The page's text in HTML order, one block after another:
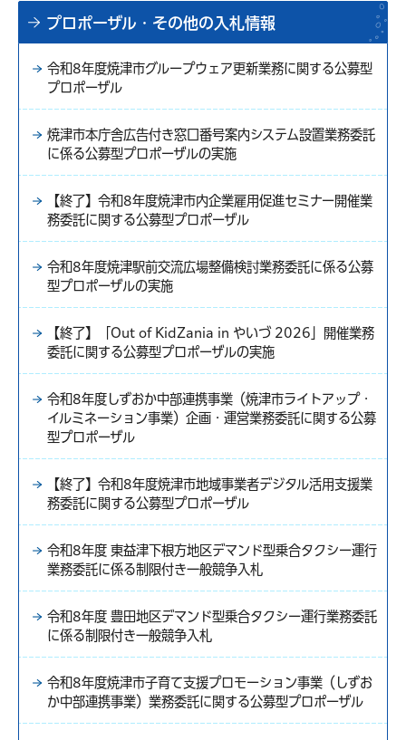
プロポーザル・その他の入札情報
令和8年度焼津市グループウェア更新業務に関する公募型
プロポーザル
焼津市本庁舎広告付き窓口番号案内システム設置業務委託
に係る公募型プロポーザルの実施
【終了】令和8年度焼津市内企業雇用促進セミナー開催業
務委託に関する公募型プロポーザル
令和8年度焼津駅前交流広場整備検討業務委託に係る公募
型プロポーザルの実施
【終了】「Out of KidZania in やいづ 2026」開催業務
委託に関する公募型プロポーザルの実施
令和8年度しずおか中部連携事業（焼津市ライトアップ・
イルミネーション事業）企画・運営業務委託に関する公募
型プロポーザル
【終了】令和8年度焼津市地域事業者デジタル活用支援業
務委託に関する公募型プロポーザル
令和8年度 東益津下根方地区デマンド型乗合タクシー運行
業務委託に係る制限付き一般競争入札
令和8年度 豊田地区デマンド型乗合タクシー運行業務委託
に係る制限付き一般競争入札
令和8年度焼津市子育て支援プロモーション事業（しずお
か中部連携事業）業務委託に関する公募型プロポーザル